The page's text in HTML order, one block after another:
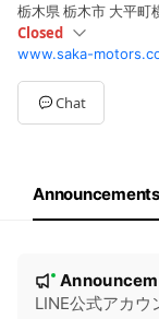
栃木県 栃木市 大平町
Closed
SunClosed
Mon09:00 - 18:30
Tue09:00 - 18:30
Wed09:00 - 18:30
定休日：日曜・祝祭日
www.saka-
Chat
Announcements
New
LINE公式アカウ